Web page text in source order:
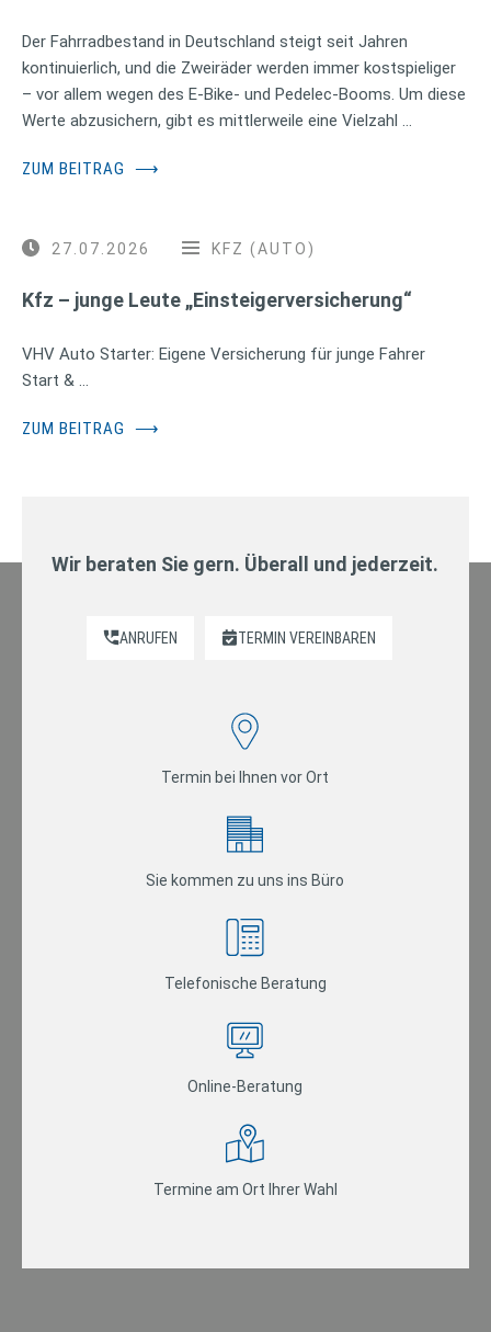
Der Fahrradbestand in Deutschland steigt seit Jahren
kontinuierlich, und die Zweiräder werden immer kostspieliger
– vor allem wegen des E-Bike- und Pedelec-Booms. Um diese
Werte abzusichern, gibt es mittlerweile eine Vielzahl …
ZUM BEITRAG ⟶
27.07.2026 KFZ (AUTO)
Kfz – junge Leute „Einsteigerversicherung“
VHV Auto Starter: Eigene Versicherung für junge Fahrer
Start & …
ZUM BEITRAG ⟶
Wir beraten Sie gern. Überall und jederzeit.
ANRUFEN TERMIN VEREINBAREN
Termin bei Ihnen vor Ort
Sie kommen zu uns ins Büro
Telefonische Beratung
Online-Beratung
Termine am Ort Ihrer Wahl